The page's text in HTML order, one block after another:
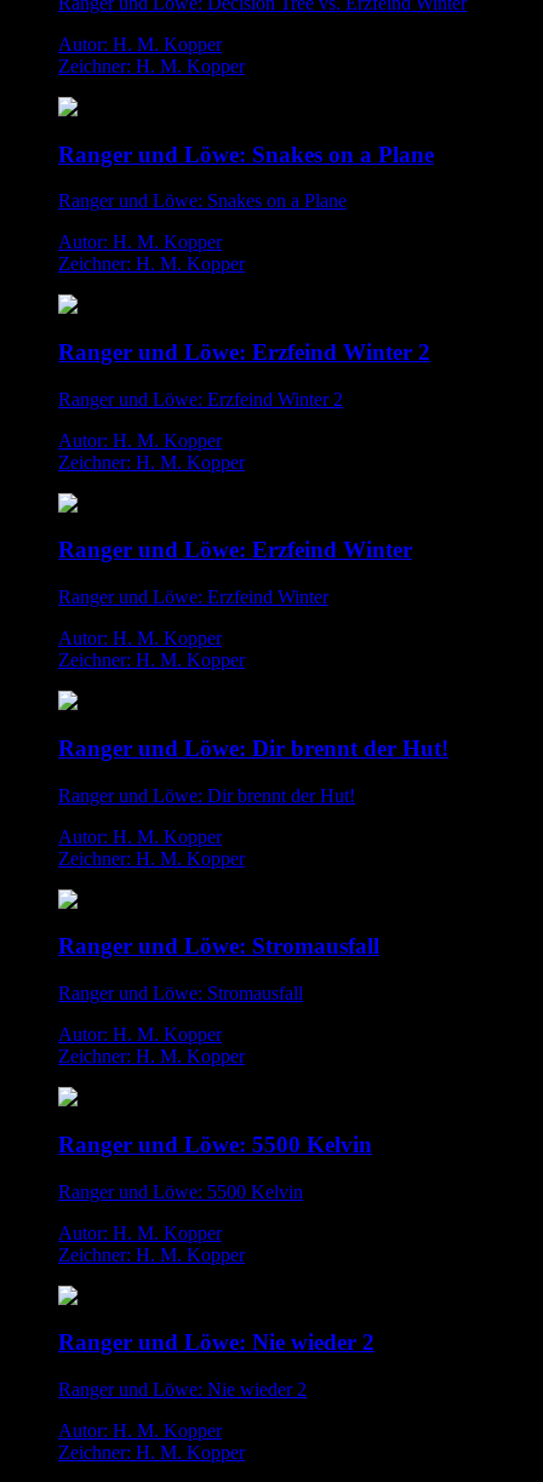
Autor: H. M. Kopper
Zeichner: H. M. Kopper
Ranger und Löwe: Snakes on a Plane
Ranger und Löwe: Snakes on a Plane
Autor: H. M. Kopper
Zeichner: H. M. Kopper
Ranger und Löwe: Erzfeind Winter 2
Ranger und Löwe: Erzfeind Winter 2
Autor: H. M. Kopper
Zeichner: H. M. Kopper
Ranger und Löwe: Erzfeind Winter
Ranger und Löwe: Erzfeind Winter
Autor: H. M. Kopper
Zeichner: H. M. Kopper
Ranger und Löwe: Dir brennt der Hut!
Ranger und Löwe: Dir brennt der Hut!
Autor: H. M. Kopper
Zeichner: H. M. Kopper
Ranger und Löwe: Stromausfall
Ranger und Löwe: Stromausfall
Autor: H. M. Kopper
Zeichner: H. M. Kopper
Ranger und Löwe: 5500 Kelvin
Ranger und Löwe: 5500 Kelvin
Autor: H. M. Kopper
Zeichner: H. M. Kopper
Ranger und Löwe: Nie wieder 2
Ranger und Löwe: Nie wieder 2
Autor: H. M. Kopper
Zeichner: H. M. Kopper